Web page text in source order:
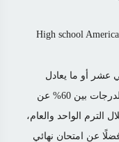
عشر أو ما يعادل
الصفين الثاني الثانوي والثالث الثانوي. تقسم الدرجات بين 60% عن
الترم الواحد والعام،
فضلًا عن امتحان نهائي